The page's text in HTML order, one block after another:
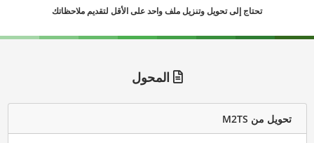
تحتاج إلى تحويل وتنزيل ملف واحد على الأقل لتقديم ملاحظاتك
المحول
تحويل من M2TS